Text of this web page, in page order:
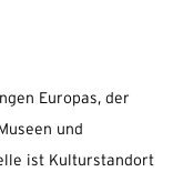
Europas, der
und
ist Kulturstandort